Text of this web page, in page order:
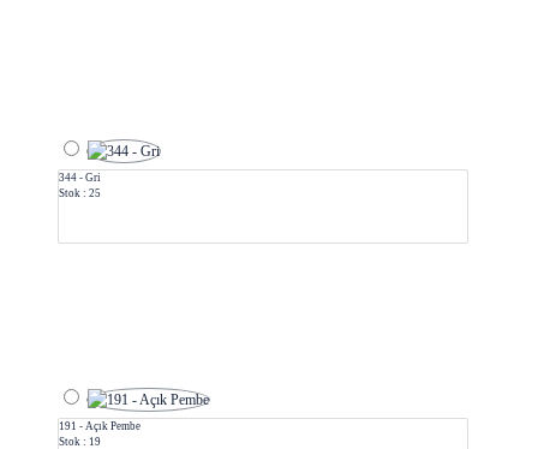
344 - Gri
Stok : 25
191 - Açık Pembe
Stok : 19